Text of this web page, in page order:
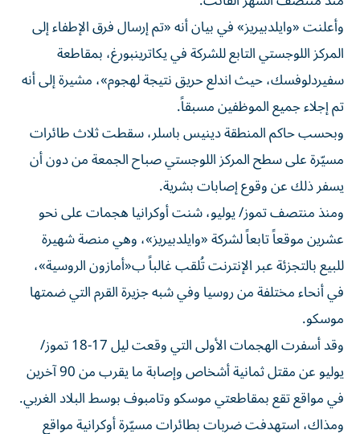
وأعلنت «وايلدبيريز» في بيان أنه «تم إرسال فرق الإطفاء إلى
المركز اللوجستي التابع للشركة في يكاترينبورغ، بمقاطعة
سفيردلوفسك، حيث اندلع حريق نتيجة لهجوم»، مشيرة إلى أنه
تم إجلاء جميع الموظفين مسبقاً.
وبحسب حاكم المنطقة دينيس باسلر، سقطت ثلاث طائرات
مسيّرة على سطح المركز اللوجستي صباح الجمعة من دون أن
يسفر ذلك عن وقوع إصابات بشرية.
ومنذ منتصف تموز/ يوليو، شنت أوكرانيا هجمات على نحو
عشرين موقعاً تابعاً لشركة «وايلدبيريز»، وهي منصة شهيرة
للبيع بالتجزئة عبر الإنترنت تُلقب غالباً ب«أمازون الروسية»،
في أنحاء مختلفة من روسيا وفي شبه جزيرة القرم التي ضمتها
موسكو.
وقد أسفرت الهجمات الأولى التي وقعت ليل 17-18 تموز/
يوليو عن مقتل ثمانية أشخاص وإصابة ما يقرب من 90 آخرين
في مواقع تقع بمقاطعتي موسكو وتامبوف بوسط البلاد الغربي.
ومذاك، استهدفت ضربات بطائرات مسيّرة أوكرانية مواقع